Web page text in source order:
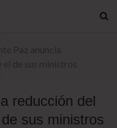
reducción del
sus ministros